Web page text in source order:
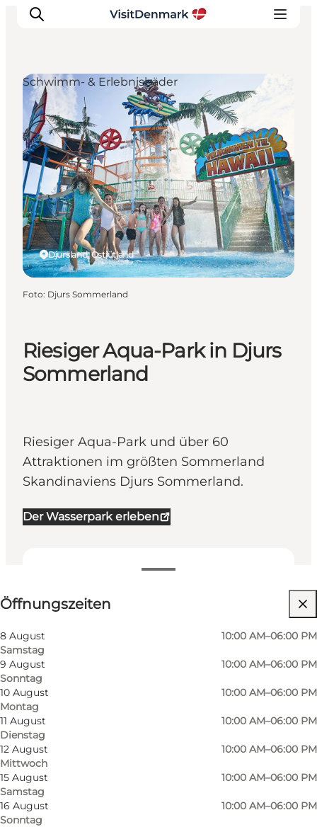
Inspiration
Regionen
Erlebnisse
Unterkünfte
Reiseplanung
Riesiger Aqua-Park in Djurs
Sommerland
Riesiger Aqua-Park und über 60
Attraktionen im größten Sommerland
Skandinaviens Djurs Sommerland.
Der Wasserpark erleben
Öffnungszeiten anzeigen
Öffnungszeiten
8 August
Samstag
10:00 AM–06:00 PM
9 August
Sonntag
10:00 AM–06:00 PM
10 August
Montag
10:00 AM–06:00 PM
11 August
Dienstag
10:00 AM–06:00 PM
12 August
Mittwoch
10:00 AM–06:00 PM
15 August
Samstag
10:00 AM–06:00 PM
16 August
Sonntag
10:00 AM–06:00 PM
Barrierefreiheit
Djursland, Ostjütland
Schwimm- & Erlebnisbäder
Foto: Djurs Sommerland